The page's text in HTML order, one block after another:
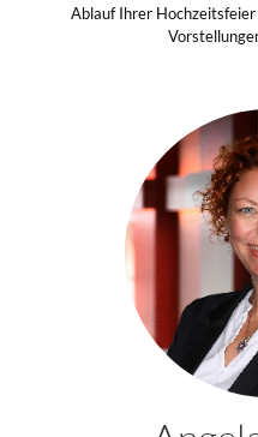
Ablauf Ihrer